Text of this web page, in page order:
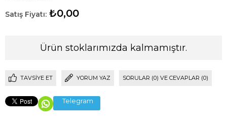
₺0,00
Ürün stoklarımızda kalmamıştır.
TAVSIYE ET YORUM YAZ SORULAR (0) VE CEVAPLAR (0)
Telegram